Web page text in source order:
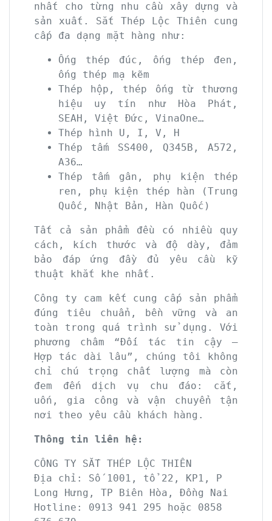
nhất cho từng nhu cầu xây dựng và
sản xuất. Sắt Thép Lộc Thiên cung
cấp đa dạng mặt hàng như:
Ống thép đúc, ống thép đen,
ống thép mạ kẽm
Thép hộp, thép ống từ thương
hiệu uy tín như Hòa Phát,
SEAH, Việt Đức, VinaOne…
Thép hình U, I, V, H
Thép tấm SS400, Q345B, A572,
A36…
Thép tấm gân, phụ kiện thép
ren, phụ kiện thép hàn (Trung
Quốc, Nhật Bản, Hàn Quốc)
Tất cả sản phẩm đều có nhiều quy
cách, kích thước và độ dày, đảm
bảo đáp ứng đầy đủ yêu cầu kỹ
thuật khắt khe nhất.
Công ty cam kết cung cấp sản phẩm
đúng tiêu chuẩn, bền vững và an
toàn trong quá trình sử dụng. Với
phương châm “Đối tác tin cậy –
Hợp tác dài lâu”, chúng tôi không
chỉ chú trọng chất lượng mà còn
đem đến dịch vụ chu đáo: cắt,
uốn, gia công và vận chuyển tận
nơi theo yêu cầu khách hàng.
Thông tin liên hệ:
CÔNG TY SẮT THÉP LỘC THIÊN
Địa chỉ: Số 1001, tổ 22, KP1, P
Long Hưng, TP Biên Hòa, Đồng Nai
Hotline: 0913 941 295 hoặc 0858